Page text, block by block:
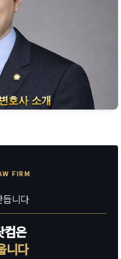
FIRM
듭니다
컴은
니다